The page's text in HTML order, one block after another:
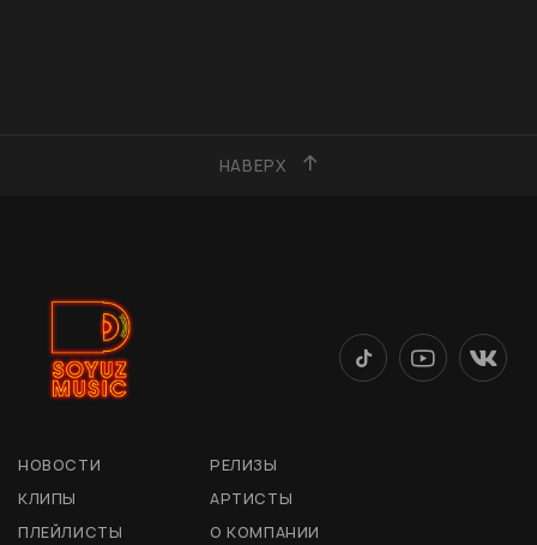
НАВЕРХ
НОВОСТИ
РЕЛИЗЫ
КЛИПЫ
АРТИСТЫ
ПЛЕЙЛИСТЫ
О КОМПАНИИ